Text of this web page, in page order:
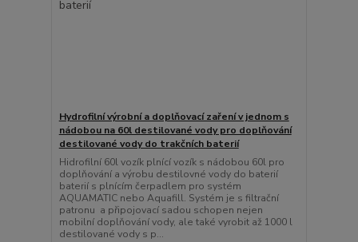
Hydrofilní výrobní a doplňovací zaření v jednom s
nádobou na 60l destilované vody pro doplňování
destilované vody do trakčních baterií
Hidrofilní 60l vozík plnící vozík s nádobou 60l pro
doplňování a výrobu destilovné vody do baterií
baterií s plnícím čerpadlem pro systém
AQUAMATIC nebo Aquafill. Systém je s filtrační
patronu a připojovací sadou schopen nejen
mobilní doplňování vody, ale také vyrobit až 1000 l
destilované vody s p...